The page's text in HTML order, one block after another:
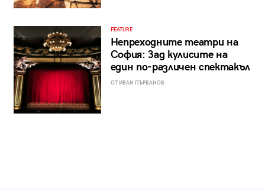
FEATURE
Непреходните театри на
София: Зад кулисите на
един по-различен спектакъл
ОТ ИВАН ПЪРВАНОВ